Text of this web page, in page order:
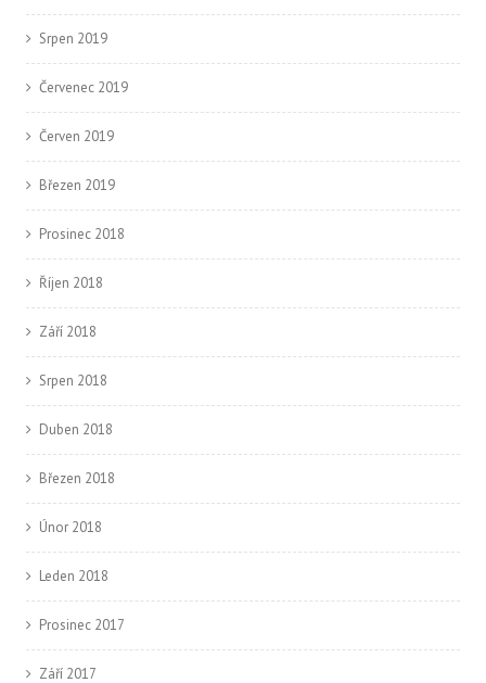
Srpen 2019
Červenec 2019
Červen 2019
Březen 2019
Prosinec 2018
Říjen 2018
Září 2018
Srpen 2018
Duben 2018
Březen 2018
Únor 2018
Leden 2018
Prosinec 2017
Září 2017